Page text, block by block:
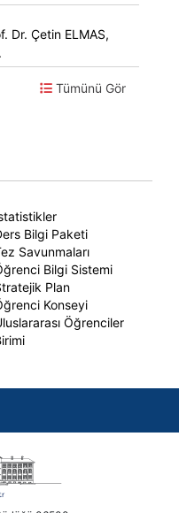
Dr. Çetin ELMAS,
Tümünü Gör
Bilgi Paketi
Savunmaları
Bilgi Sistemi
Plan
Konseyi
Öğrenciler